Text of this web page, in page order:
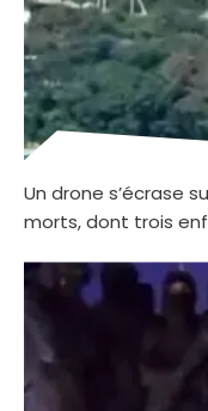
Un drone s’écrase
morts, dont trois